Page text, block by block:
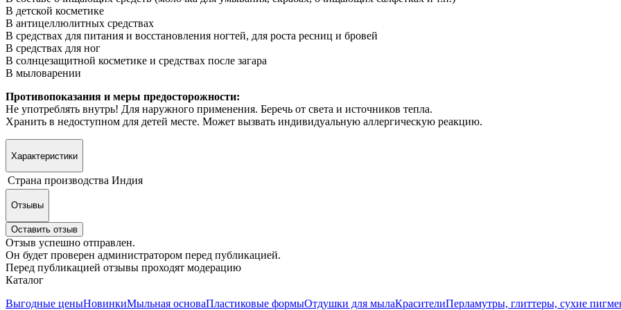
В детской косметике
В антицеллюлитных средствах
В средствах для питания и восстановления ногтей, для роста ресниц и бровей
В средствах для ног
В солнцезащитной косметике и средствах после загара
В мыловарении
Противопоказания и меры предосторожности:
Не употреблять внутрь! Для наружного применения. Беречь от света и источников тепла.
Хранить в недоступном для детей месте. Может вызвать индивидуальную аллергическую реакцию.
Характеристики
Страна производства Индия
Отзывы
Оставить отзыв
Отзыв успешно отправлен.
Он будет проверен администратором перед публикацией.
Перед публикацией отзывы проходят модерацию
Каталог
Выгодные ценыНовинкиМыльная основаПластиковые формыОтдушки для мылаКрасителиПерламутры, глиттеры, сухие